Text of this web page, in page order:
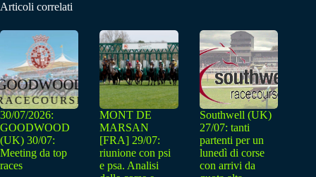
Articoli correlati
30/07/2026:
GOODWOOD
(UK) 30/07:
Meeting da top
races
MONT DE
MARSAN
[FRA] 29/07:
riunione con psi
e psa. Analisi
Southwell (UK)
27/07: tanti
partenti per un
lunedì di corse
con arrivi da